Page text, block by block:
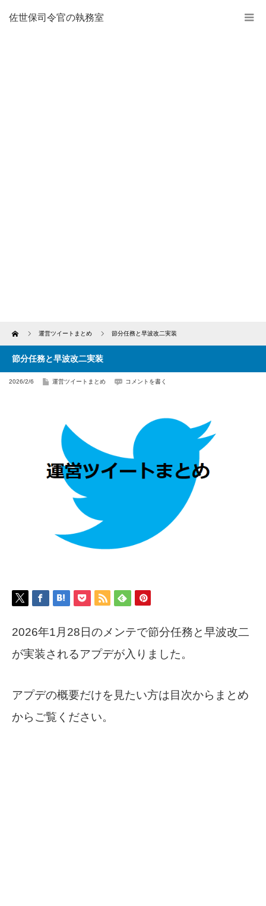
佐世保司令官の執務室
Home 運営ツイートまとめ 節分任務と早波改二実装
節分任務と早波改二実装
2026/2/6 運営ツイートまとめ コメントを書く
2026年1月28日のメンテで節分任務と早波改二
が実装されるアプデが入りました。
アプデの概要だけを見たい方は目次からまとめ
からご覧ください。